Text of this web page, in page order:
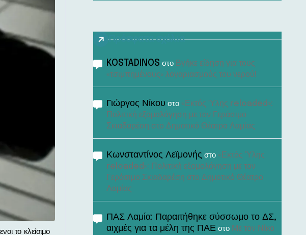
Πρόσφατα σχόλια
KOSTADINOS στο Βγήκε είδηση για τους
«τσιμπημένους» λογαριασμούς του νερού!
Γιώργος Νίκου στο «Εκτός Ύλης reloaded»:
Πολιτική εξομολόγηση με τον Γεράσιμο
Σκιαδαρέση στο Δημοτικό Θέατρο Λαμίας
Κωνσταντίνος Λεϊμονής στο «Εκτός Ύλης
reloaded»: Πολιτική εξομολόγηση με τον
Γεράσιμο Σκιαδαρέση στο Δημοτικό Θέατρο
Λαμίας
ΠΑΣ Λαμία: Παραιτήθηκε σύσσωμο το ΔΣ,
αιχμές για τα μέλη της ΠΑΕ στο Με τον Νίκο